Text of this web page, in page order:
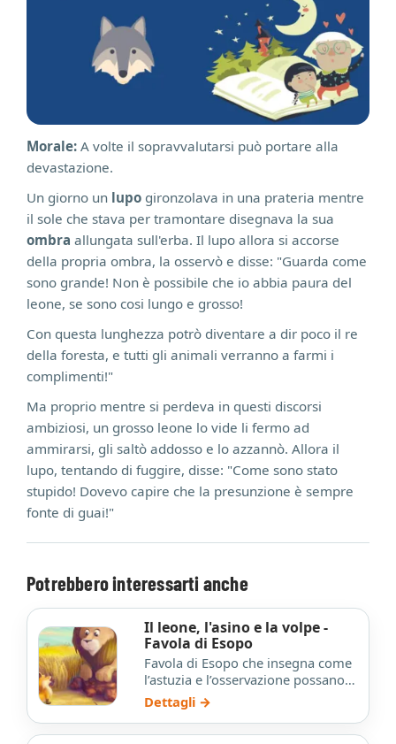
Morale: A volte il sopravvalutarsi può portare alla
devastazione.
Un giorno un lupo gironzolava in una prateria mentre
il sole che stava per tramontare disegnava la sua
ombra allungata sull'erba. Il lupo allora si accorse
della propria ombra, la osservò e disse: "Guarda come
sono grande! Non è possibile che io abbia paura del
leone, se sono cosi lungo e grosso!
Con questa lunghezza potrò diventare a dir poco il re
della foresta, e tutti gli animali verranno a farmi i
complimenti!"
Ma proprio mentre si perdeva in questi discorsi
ambiziosi, un grosso leone lo vide li fermo ad
ammirarsi, gli saltò addosso e lo azzannò. Allora il
lupo, tentando di fuggire, disse: "Come sono stato
stupido! Dovevo capire che la presunzione è sempre
fonte di guai!"
Potrebbero interessarti anche
Il leone, l'asino e la volpe -
Favola di Esopo
Favola di Esopo che insegna come
l’astuzia e l’osservazione possano
salvare da situazioni pericolose.
Dettagli →